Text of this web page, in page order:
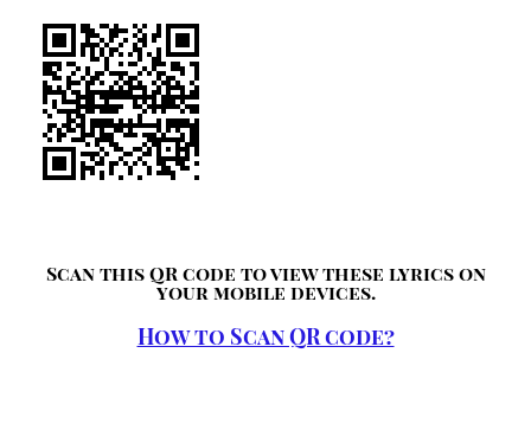
Scan this QR code to view these lyrics on
your mobile devices.
How to Scan QR code?